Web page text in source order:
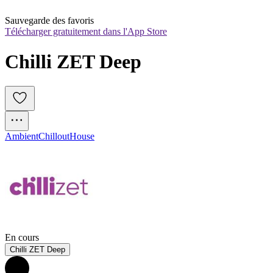
Sauvegarde des favoris
Télécharger gratuitement dans l'App Store
Chilli ZET Deep
AmbientChilloutHouse
En cours
Chilli ZET Deep